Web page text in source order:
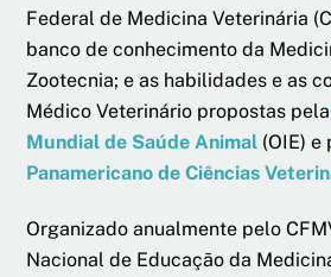
Federal de Medicina Veterinária
banco de conhecimento da
Zootecnia; e as habilidades e as
Médico Veterinário propostas pela
Mundial de Saúde Animal (OIE)
Panamericano de Ciências
Organizado anualmente pelo
Nacional de Educação da